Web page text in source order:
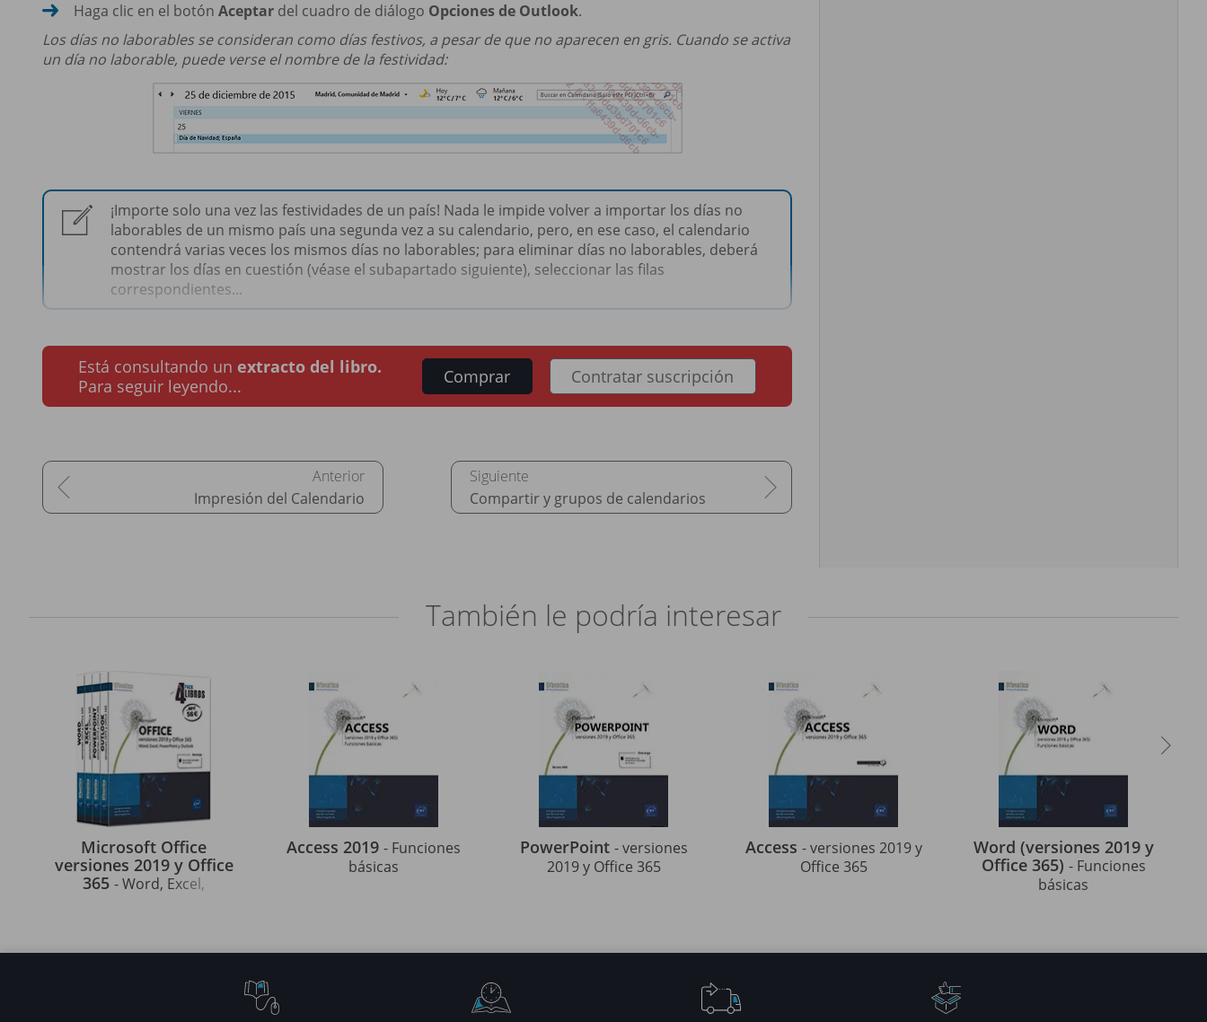
Haga clic en el botón Aceptar del cuadro de diálogo Opciones de Outlook.
Los días no laborables se consideran como días festivos, a pesar de que no aparecen en gris. Cuando se activa
un día no laborable, puede verse el nombre de la festividad:
¡Importe solo una vez las festividades de un país! Nada le impide volver a importar los días no
laborables de un mismo país una segunda vez a su calendario, pero, en ese caso, el calendario
contendrá varias veces los mismos días no laborables; para eliminar días no laborables, deberá
mostrar los días en cuestión (véase el subapartado siguiente), seleccionar las filas
correspondientes...
Está consultando un extracto del libro.
Para seguir leyendo...
Comprar Contratar suscripción
Impresión del Calendario Compartir y grupos de calendarios
También le podría interesar
Microsoft Office
versiones 2019 y Office
365 - Word, Excel,
Access 2019 - Funciones
básicas
PowerPoint - versiones
2019 y Office 365
Access - versiones 2019 y
Office 365
Word (versiones 2019 y
Office 365) - Funciones
básicas